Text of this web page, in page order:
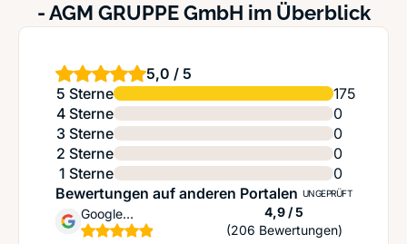
- AGM GRUPPE GmbH im Überblick
5,0 / 5
5 Sterne
175
4 Sterne
0
3 Sterne
0
2 Sterne
0
1 Sterne
0
Bewertungen auf anderen Portalen UNGEPRÜFT
Google
Unternehmensprofil
4,9 / 5
(206 Bewertungen)